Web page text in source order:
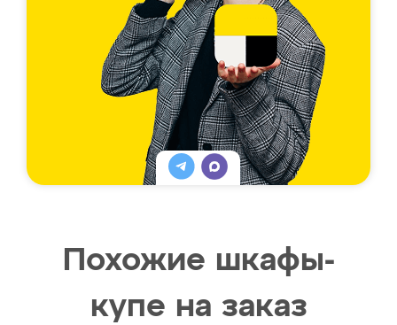
Похожие шкафы-
купе на заказ